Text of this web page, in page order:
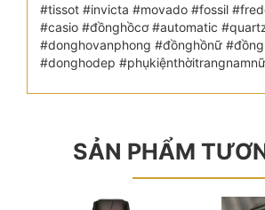
#tissot #invicta #movado #fossil
#casio #đồnghồcơ #automatic
#donghovanphong #đồnghồnữ
#donghodep #phụkiệnthờitrangnamnữ
SẢN PHẨM